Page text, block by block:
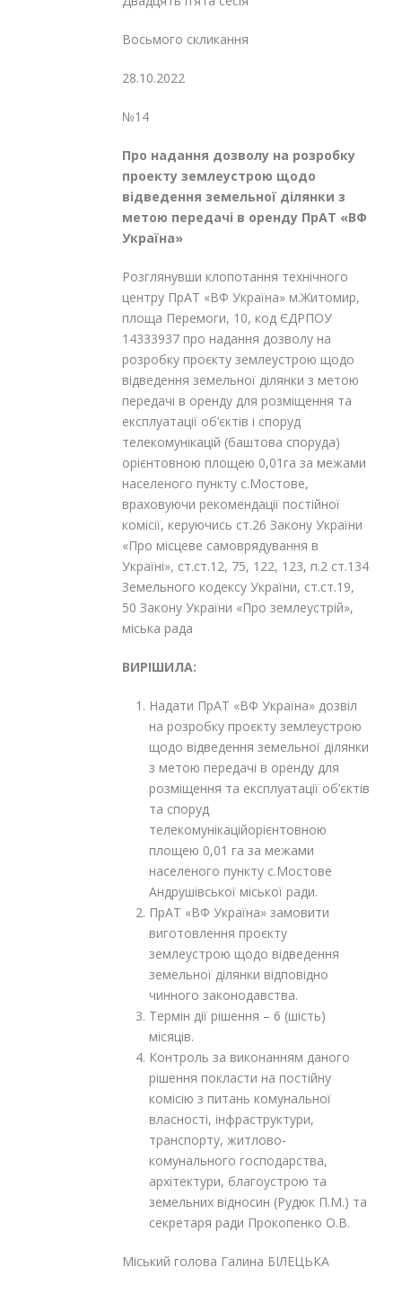
Восьмого скликання
28.10.2022
№14
Про надання дозволу на розробку
проекту землеустрою щодо
відведення земельної ділянки з
метою передачі в оренду ПрАТ «ВФ
Україна»
Розглянувши клопотання технічного
центру ПрАТ «ВФ Україна» м.Житомир,
площа Перемоги, 10, код ЄДРПОУ
14333937 про надання дозволу на
розробку проєкту землеустрою щодо
відведення земельної ділянки з метою
передачі в оренду для розміщення та
експлуатації об’єктів і споруд
телекомунікацій (баштова споруда)
орієнтовною площею 0,01га за межами
населеного пункту с.Мостове,
враховуючи рекомендації постійної
комісії, керуючись ст.26 Закону України
«Про місцеве самоврядування в
Україні», ст.ст.12, 75, 122, 123, п.2 ст.134
Земельного кодексу України, ст.ст.19,
50 Закону України «Про землеустрій»,
міська рада
ВИРІШИЛА:
Надати ПрАТ «ВФ Україна» дозвіл
на розробку проєкту землеустрою
щодо відведення земельної ділянки
з метою передачі в оренду для
розміщення та експлуатації об’єктів
та споруд
телекомунікаційорієнтовною
площею 0,01 га за межами
населеного пункту с.Мостове
Андрушівської міської ради.
ПрАТ «ВФ Україна» замовити
виготовлення проєкту
землеустрою щодо відведення
земельної ділянки відповідно
чинного законодавства.
Термін дії рішення – 6 (шість)
місяців.
Контроль за виконанням даного
рішення покласти на постійну
комісію з питань комунальної
власності, інфраструктури,
транспорту, житлово-
комунального господарства,
архітектури, благоустрою та
земельних відносин (Рудюк П.М.) та
секретаря ради Прокопенко О.В.
Міський голова Галина БІЛЕЦЬКА